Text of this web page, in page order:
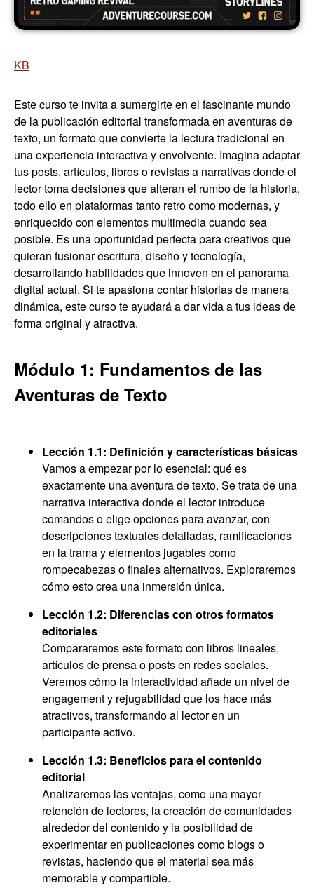
KB
Este curso te invita a sumergirte en el fascinante mundo
de la publicación editorial transformada en aventuras de
texto, un formato que convierte la lectura tradicional en
una experiencia interactiva y envolvente. Imagina adaptar
tus posts, artículos, libros o revistas a narrativas donde el
lector toma decisiones que alteran el rumbo de la historia,
todo ello en plataformas tanto retro como modernas, y
enriquecido con elementos multimedia cuando sea
posible. Es una oportunidad perfecta para creativos que
quieran fusionar escritura, diseño y tecnología,
desarrollando habilidades que innoven en el panorama
digital actual. Si te apasiona contar historias de manera
dinámica, este curso te ayudará a dar vida a tus ideas de
forma original y atractiva.
Módulo 1: Fundamentos de las
Aventuras de Texto
Lección 1.1: Definición y características básicas
Vamos a empezar por lo esencial: qué es
exactamente una aventura de texto. Se trata de una
narrativa interactiva donde el lector introduce
comandos o elige opciones para avanzar, con
descripciones textuales detalladas, ramificaciones
en la trama y elementos jugables como
rompecabezas o finales alternativos. Exploraremos
cómo esto crea una inmersión única.
Lección 1.2: Diferencias con otros formatos
editoriales
Compararemos este formato con libros lineales,
artículos de prensa o posts en redes sociales.
Veremos cómo la interactividad añade un nivel de
engagement y rejugabilidad que los hace más
atractivos, transformando al lector en un
participante activo.
Lección 1.3: Beneficios para el contenido
editorial
Analizaremos las ventajas, como una mayor
retención de lectores, la creación de comunidades
alrededor del contenido y la posibilidad de
experimentar en publicaciones como blogs o
revistas, haciendo que el material sea más
memorable y compartible.